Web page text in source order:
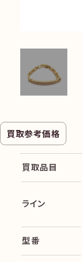
買取参考価格
買取品目
ライン
型番